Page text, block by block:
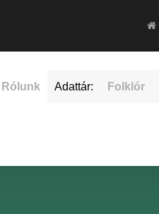
Rólunk Adattár: Folklór